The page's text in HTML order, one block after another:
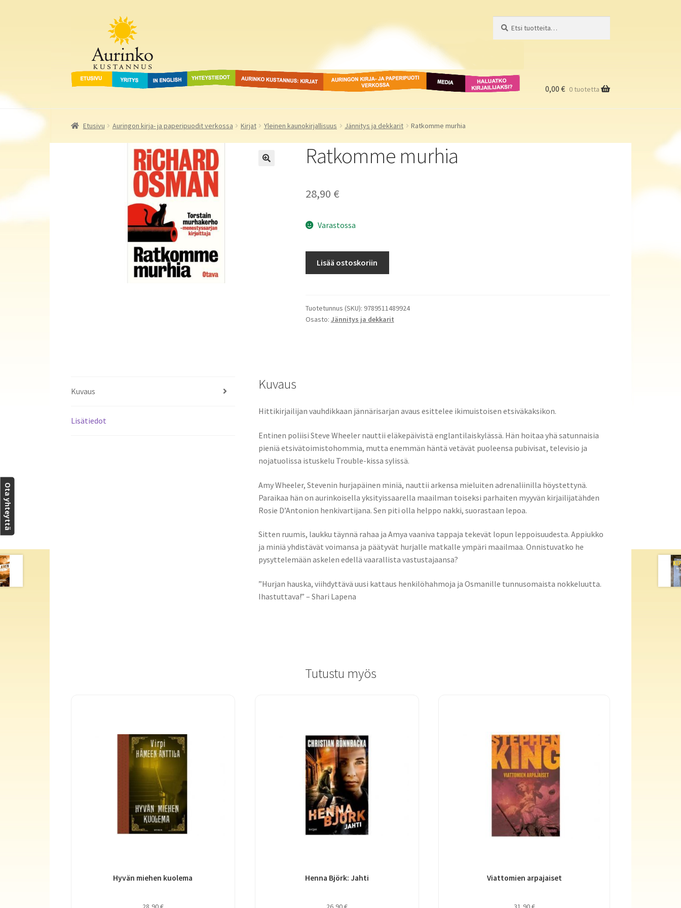
navigointiin
Aurinko Kustannus
Etusivu Yritys In English Yhteystiedot Aurinko Kustannus: kirjat Auringon kirja- ja
paperipuodit verkossa
Media
Haluatko
kirjailijaksi?
0,00 € 0 tuotetta
Etusivu Auringon kirja- ja paperipuodit verkossa Kirjat Yleinen kaunokirjallisuus Jännitys ja dekkarit Ratkomme murhia
Ratkomme murhia
28,90 €
Varastossa
Lisää ostoskoriin
Tuotetunnus (SKU): 9789511489924
Osasto: Jännitys ja dekkarit
Kuvaus
Lisätiedot
Kuvaus
Hittikirjailijan vauhdikkaan jännärisarjan avaus esittelee ikimuistoisen etsiväkaksikon.
Entinen poliisi Steve Wheeler nauttii eläkepäivistä englantilaiskylässä. Hän hoitaa yhä satunnaisia
pieniä etsivätoimistohommia, mutta enemmän häntä vetävät puoleensa pubivisat, televisio ja
nojatuolissa istuskelu Trouble-kissa sylissä.
Amy Wheeler, Stevenin hurjapäinen miniä, nauttii arkensa mieluiten adrenaliinilla höystettynä.
Paraikaa hän on aurinkoisella yksityissaarella maailman toiseksi parhaiten myyvän kirjailijatähden
Rosie D’Antonion henkivartijana. Sen piti olla helppo nakki, suorastaan lepoa.
Sitten ruumis, laukku täynnä rahaa ja Amya vaaniva tappaja tekevät lopun leppoisuudesta. Appiukko
ja miniä yhdistävät voimansa ja päätyvät hurjalle matkalle ympäri maailmaa. Onnistuvatko he
pysyttelemään askelen edellä vaarallista vastustajaansa?
”Hurjan hauska, viihdyttävä uusi kattaus henkilöhahmoja ja Osmanille tunnusomaista nokkeluutta.
Ihastuttava!” – Shari Lapena
Tutustu myös
Hyvän miehen kuolema Henna Björk: Jahti Viattomien arpajaiset
Ota yhteyttä